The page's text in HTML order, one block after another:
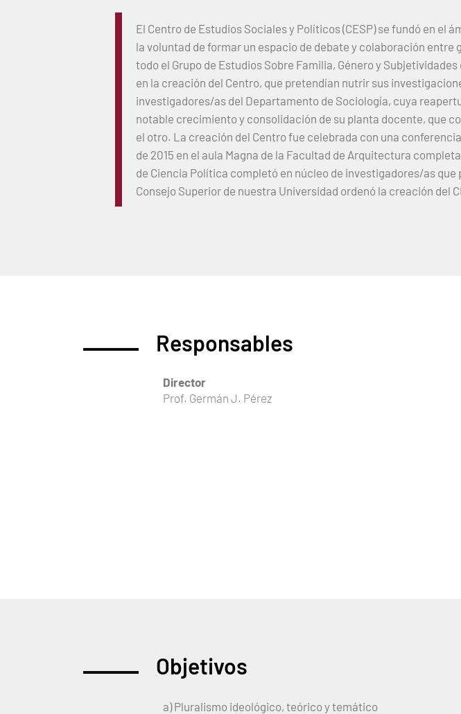
El Centro de Estudios Sociales y Políticos (CESP) se fundó en el
la voluntad de formar un espacio de debate y colaboración
todo el Grupo de Estudios Sobre Familia, Género y
en la creación del Centro, que pretendían nutrir sus
investigadores/as del Departamento de Sociología, cuya
notable crecimiento y consolidación de su planta docente, que
el otro. La creación del Centro fue celebrada con una
de 2015 en el aula Magna de la Facultad de Arquitectura
de Ciencia Política completó en núcleo de investigadores/as
Consejo Superior de nuestra Universidad ordenó la creación del
Responsables
Director
Prof. Germán J. Pérez
Objetivos
a) Pluralismo ideológico, teórico y temático